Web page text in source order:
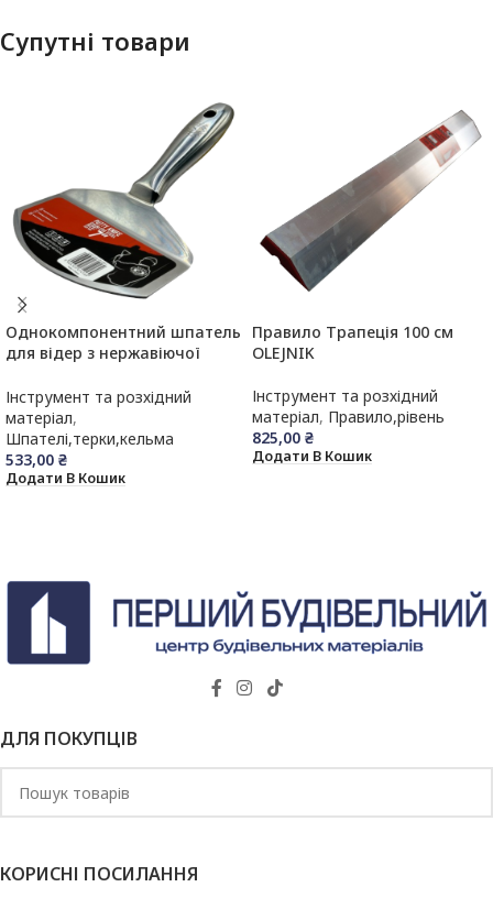
Супутні товари
Однокомпонентний шпатель
для відер з нержавіючої
Інструмент та розхідний
матеріал,
Шпателі,терки,кельма
533,00 ₴
Додати В Кошик
Правило Трапеція 100 см
OLEJNIK
Інструмент та розхідний
матеріал, Правило,рівень
825,00 ₴
Додати В Кошик
ДЛЯ ПОКУПЦІВ
КОРИСНІ ПОСИЛАННЯ